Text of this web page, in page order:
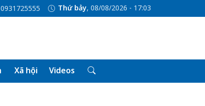
Thứ bảy, 08/08/2026 - 17:03
Xã hội Videos